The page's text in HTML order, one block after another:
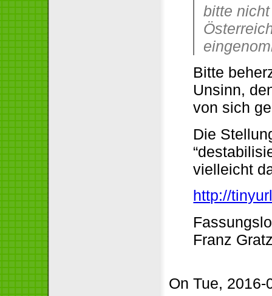
bitte
Bitte
Unsinn,
von sich
Die
vielleicht
http://
Franz
On Tue,